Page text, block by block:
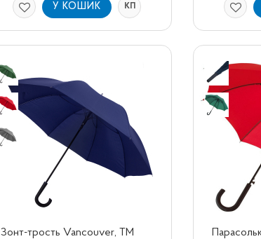
У КОШИК КП
Зонт-трость Vancouver, ТМ